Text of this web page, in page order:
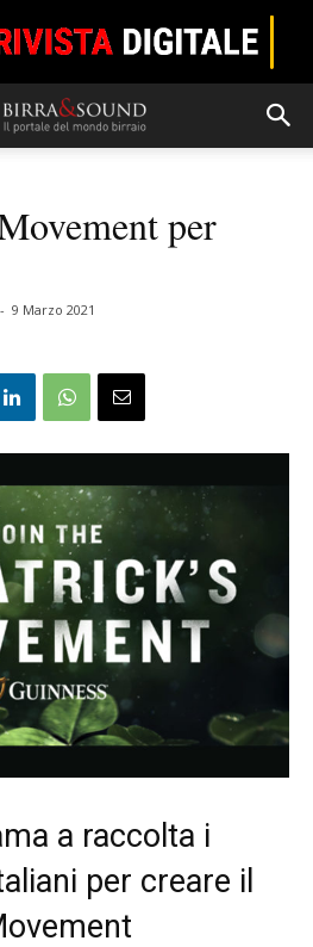
per
- 9 Marzo 2021
a raccolta i
per creare il